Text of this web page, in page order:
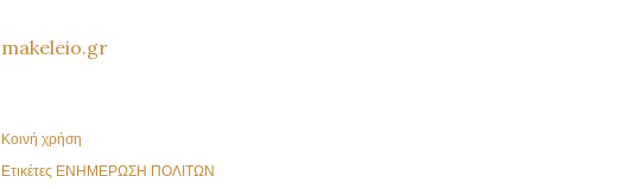
makeleio.gr
Κοινή χρήση
Ετικέτες ΕΝΗΜΕΡΩΣΗ ΠΟΛΙΤΩΝ